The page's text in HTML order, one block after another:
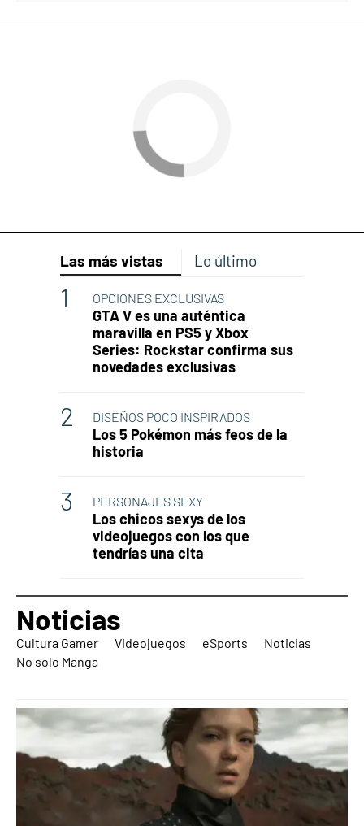
Las más vistas Lo último
OPCIONES EXCLUSIVAS
GTA V es una auténtica
maravilla en PS5 y Xbox
Series: Rockstar confirma sus
novedades exclusivas
DISEÑOS POCO INSPIRADOS
Los 5 Pokémon más feos de la
historia
PERSONAJES SEXY
Los chicos sexys de los
videojuegos con los que
tendrías una cita
Noticias
Cultura Gamer Videojuegos eSports
Noticias
No solo Manga